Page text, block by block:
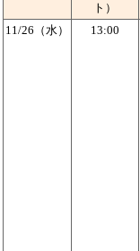
ト）
11/26（水） 13:00